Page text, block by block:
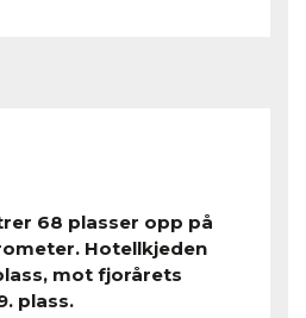
68 plasser opp på
Hotellkjeden
mot fjorårets
plass.